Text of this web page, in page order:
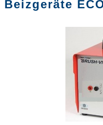
Beizgeräte